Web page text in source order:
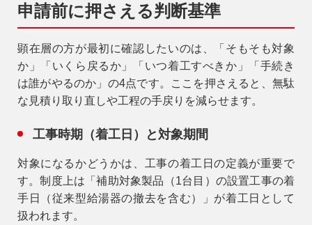
申請前に押さえる判断基準
顕在層の方が最初に確認したいのは、「そもそも対象
か」「いくら戻るか」「いつ着工すべきか」「手続き
は誰がやるのか」の4点です。ここを押さえると、無駄
な見積り取り直しや工程の手戻りを減らせます。
工事時期（着工日）と対象期間
対象になるかどうかは、工事の着工日の定義が重要で
す。制度上は「補助対象製品（1台目）の設置工事の着
手日（従来型給湯器の撤去を含む）」が着工日として
扱われます。